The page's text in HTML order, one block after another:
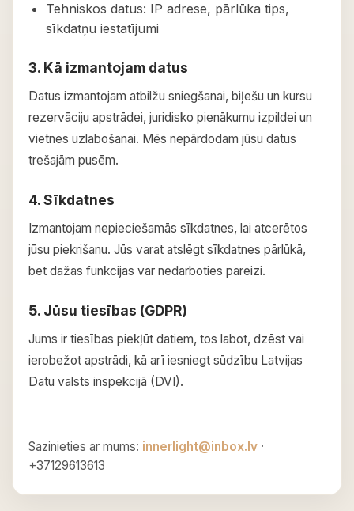
Tehniskos datus: IP adrese, pārlūka tips,
sīkdatņu iestatījumi
3. Kā izmantojam datus
Datus izmantojam atbilžu sniegšanai, biļešu un kursu
rezervāciju apstrādei, juridisko pienākumu izpildei un
vietnes uzlabošanai. Mēs nepārdodam jūsu datus
trešajām pusēm.
4. Sīkdatnes
Izmantojam nepieciešamās sīkdatnes, lai atcerētos
jūsu piekrišanu. Jūs varat atslēgt sīkdatnes pārlūkā,
bet dažas funkcijas var nedarboties pareizi.
5. Jūsu tiesības (GDPR)
Jums ir tiesības piekļūt datiem, tos labot, dzēst vai
ierobežot apstrādi, kā arī iesniegt sūdzību Latvijas
Datu valsts inspekcijā (DVI).
Sazinieties ar mums: innerlight@inbox.lv ·
+37129613613